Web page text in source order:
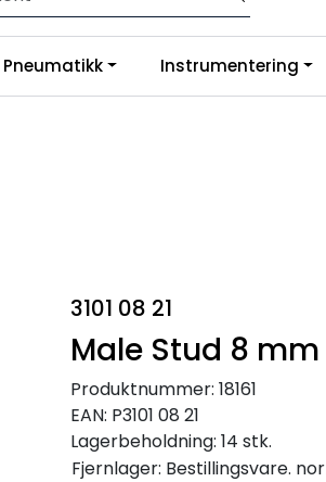
så tilpasser og monterer vi etter dine
Pneumatikk Instrumentering
3101 08 21
Male Stud 8 mm
Produktnummer: 18161
EAN: P3101 08 21
Lagerbeholdning: 14 stk.
Fjernlager: Bestillingsvare.